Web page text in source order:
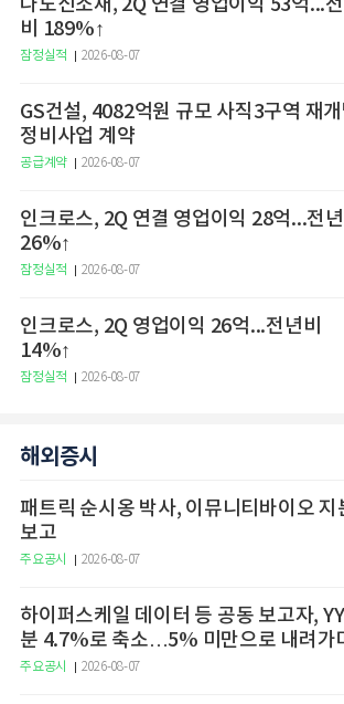
나노신소재, 2Q 연결 영업이익 53억...
비 189%↑
잠정실적 2026-08-07
GS건설, 4082억원 규모 사직3구역 재
정비사업 계약
공급계약 2026-08-07
인크로스, 2Q 연결 영업이익 28억...전년
26%↑
잠정실적 2026-08-07
인크로스, 2Q 영업이익 26억...전년비
14%↑
잠정실적 2026-08-07
해외증시
패트릭 순시옹 박사, 이뮤니티바이오
보고
주요공시 2026-08-07
하이퍼스케일 데이터 등 공동 보고자,
분 4.7%로 축소…5% 미만으로 내려가
료
주요공시 2026-08-07